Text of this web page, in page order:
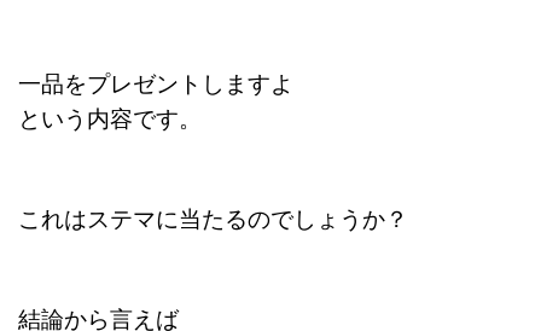
一品をプレゼントしますよ
という内容です。
これはステマに当たるのでしょうか？
結論から言えば